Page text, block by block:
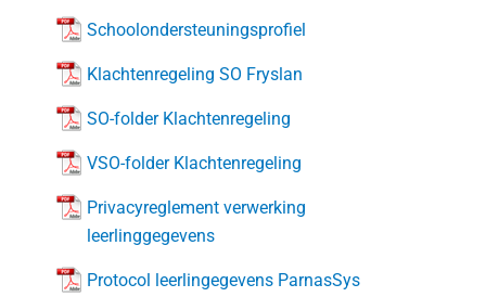
Schoolondersteuningsprofiel
Klachtenregeling SO Fryslan
SO-folder Klachtenregeling
VSO-folder Klachtenregeling
Privacyreglement verwerking
leerlinggegevens
Protocol leerlingegevens ParnasSys